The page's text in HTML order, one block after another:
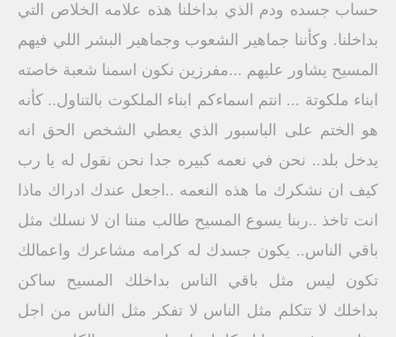
حساب جسده ودم الذي بداخلنا هذه علامه الخلاص التي
بداخلنا. وكأننا جماهير الشعوب وجماهير البشر اللي فيهم
المسيح يشاور عليهم ...مفرزين نكون اسمنا شعبة خاصته
ابناء ملكوتة ... انتم اسماءكم ابناء الملكوت بالتناول.. كأنه
هو الختم على الباسبور الذي يعطي الشخص الحق انه
يدخل بلد.. نحن في نعمه كبيره جدا نحن نقول له يا رب
كيف ان نشكرك ما هذه النعمه ..اجعل عندك ادراك ماذا
انت تاخذ ..ربنا يسوع المسيح طالب مننا ان لا نسلك مثل
باقي الناس.. يكون جسدك له كرامه مشاعرك واعمالك
تكون ليس مثل باقي الناس بداخلك المسيح ساكن
بداخلك لا تتكلم مثل الناس لا تفكر مثل الناس من اجل